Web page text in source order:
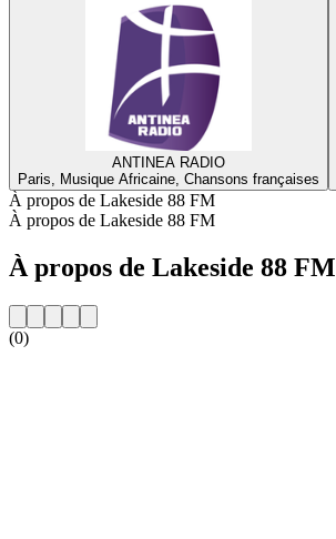
ANTINEA RADIO
Paris, Musique Africaine, Chansons françaises
À propos de Lakeside 88 FM
À propos de Lakeside 88 FM
À propos de Lakeside 88 FM
(0)